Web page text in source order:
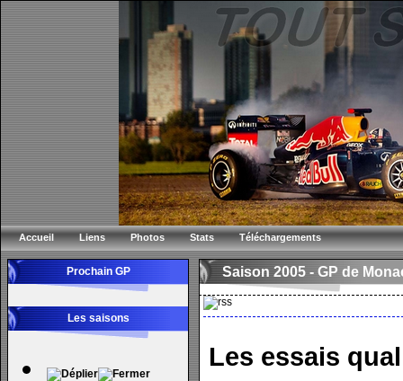
Accueil Liens Photos Stats Téléchargements
Prochain GP
Les saisons
Saison 2005 - GP de
Les essais